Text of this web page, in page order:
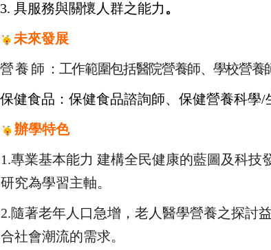
3. 具服務與關懷人群之能力 。
未來發展
營 養 師 ：工作範圍包括醫院營養師、學校營養
保健食品：保健食品諮詢師、保健營養科學/
辦學特色
1.專業基本能力 建構全民健康的藍圖及科
研究為學習主軸。
2.隨著老年人口急增，老人醫學營養之探討
合社會潮流的需求。